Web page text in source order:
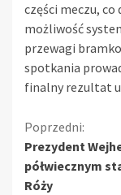
części meczu,
możliwość
przewagi
spotkania
finalny rezultat
Kontynuuj
czytanie
Poprzedni:
Prezydent
półwiecznym
Róży